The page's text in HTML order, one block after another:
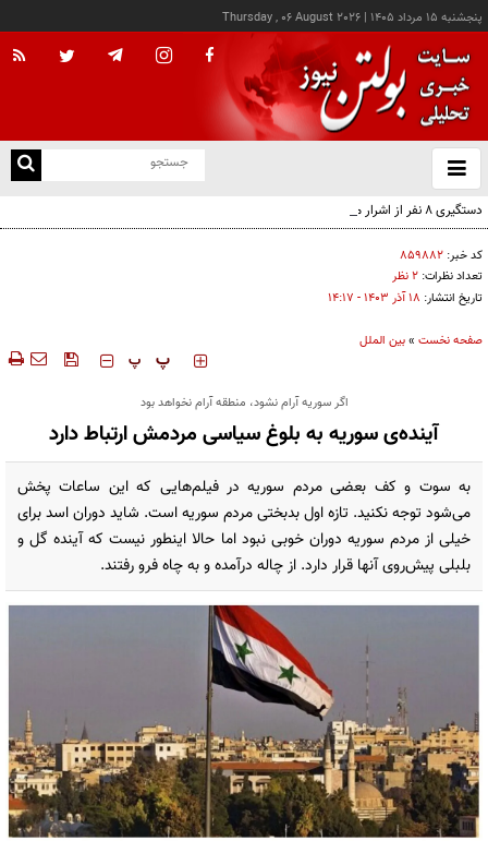
پنجشنبه ۱۵ مرداد ۱۴۰۵ |
Thursday , 06 August 2026
باز
و
دستگیری ۸ نفر از اشرار مسلح شاخص و مرتبطین گروهک‌های تروریستی
کد خبر: ۸۵۹۸۸۲
تعداد نظرات: ۲ نظر
تاریخ انتشار: ۱۸ آذر ۱۴۰۳ - ۱۴:۱۷
صفحه نخست »بین الملل
‍‍‍ پ پ
اگر سوریه آرام نشود، منطقه آرام نخواهد بود
آینده‌ی سوریه به بلوغ سیاسی مردمش ارتباط دارد
به سوت و کف بعضی مردم سوریه در فیلم‌هایی که این ساعات پخش
می‌شود توجه نکنید. تازه اول بدبختی مردم سوریه است. شاید دوران اسد برای
خیلی از مردم سوریه دوران خوبی نبود اما حالا اینطور نیست که آینده گل و
بلبلی پیش‌روی آنها قرار دارد. از چاله درآمده و به چاه فرو رفتند.